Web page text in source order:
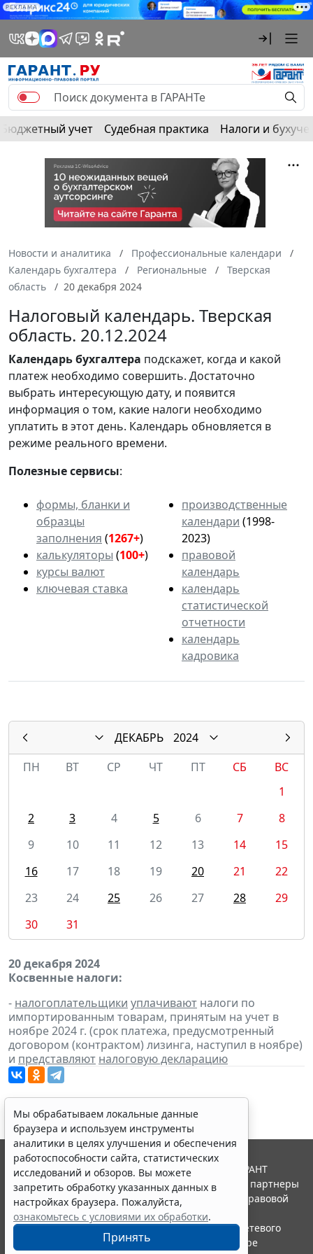
РЕКЛАМА
Бюджетный учет Судебная практика Налоги и
Новости и аналитика
Профессиональные календари
Календарь бухгалтера
Региональные
Тверская
область
20 декабря 2024
Налоговый календарь. Тверская
область. 20.12.2024
Календарьбухгалтера подскажет, когда и какой
платеж необходимо совершить. Достаточно
выбрать интересующую дату, и появится
информация о том, какие налоги необходимо
уплатить в этот день. Календарь обновляется в
режиме реального времени.
Полезные сервисы:
формы, бланки и
образцы
заполнения (1267+)
калькуляторы (100+)
курсы валют
ключевая ставка
производственные
календари (1998-
2023)
правовой
календарь
календарь
статистической
отчетности
календарь
кадровика
ДЕКАБРЬ
2024
ПН
ВТ СР ЧТ ПТ СБ
ВС
1
2
3 4 5 6 7
8
9
10 11 12 13 14
15
16
17 18 19 20 21
22
23
24 25 26 27 28
29
30
31
20 декабря 2024
Косвенные налоги:
- налогоплательщики уплачивают налоги по
импортированным товарам, принятым на учет в
ноябре 2024 г. (срок платежа, предусмотренный
договором (контрактом) лизинга, наступил в ноябре)
и представляют налоговую декларацию
Мы обрабатываем локальные данные
браузера и используем инструменты
аналитики в целях улучшения и обеспечения
работоспособности сайта, статистических
исследований и обзоров. Вы можете
запретить обработку указанных данных в
настройках браузера. Пожалуйста,
ознакомьтесь с условиями их обработки.
Принять
© ООО "НПП "ГАРАНТ-СЕРВИС", 2026. Система ГАРАНТ
выпускается с 1990 года. Компания "Гарант" и ее партнеры
являются участниками Российской ассоциации правовой
информации ГАРАНТ.
Портал ГАРАНТ.РУ зарегистрирован в качестве сетевого
издания Федеральной службой по надзору в сфере